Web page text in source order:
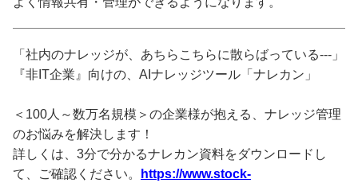
「社内のナレッジが、あちらこちらに散らばっている---」
『非IT企業』向けの、AIナレッジツール「ナレカン」
＜100人～数万名規模＞の企業様が抱える、ナレッジ管理
のお悩みを解決します！
詳しくは、3分で分かるナレカン資料をダウンロードし
て、ご確認ください。
https://www.stock-